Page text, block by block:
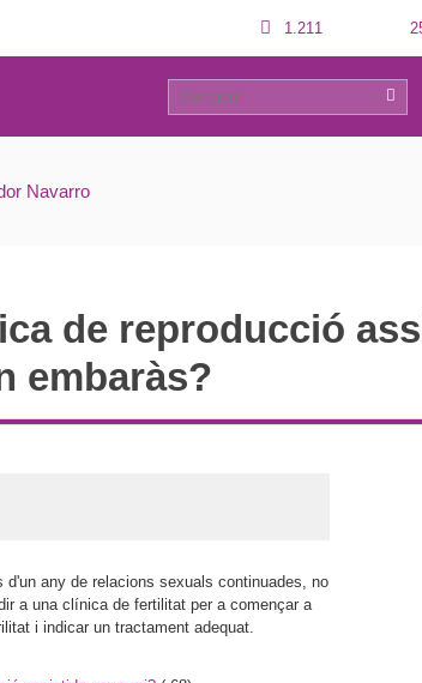
1.211
2 0
Navarro
de reproducció
embaràs?
any de relacions sexuals continuades, no
a una clínica de fertilitat per a començar a
i indicar un tractament adequat.